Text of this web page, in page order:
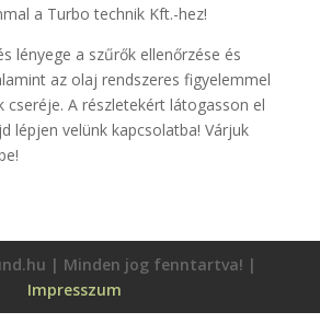
a Turbo technik Kft.-hez!
lényege a szűrők ellenőrzése és
az olaj rendszeres figyelemmel
cseréje. A részletekért látogasson el
lépjen velünk kapcsolatba! Várjuk
| Minden jog fenntartva! |
Impresszum